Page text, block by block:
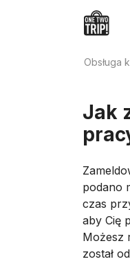
Obsługa
Jak
podano
czas
aby Cię
Możesz
został